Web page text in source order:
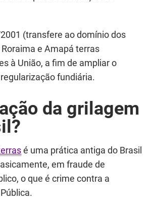
(transfere ao domínio dos
e Amapá terras
à União, a fim de ampliar o
fundiária.
da grilagem
é uma prática antiga do Brasil
em fraude de
o que é crime contra a